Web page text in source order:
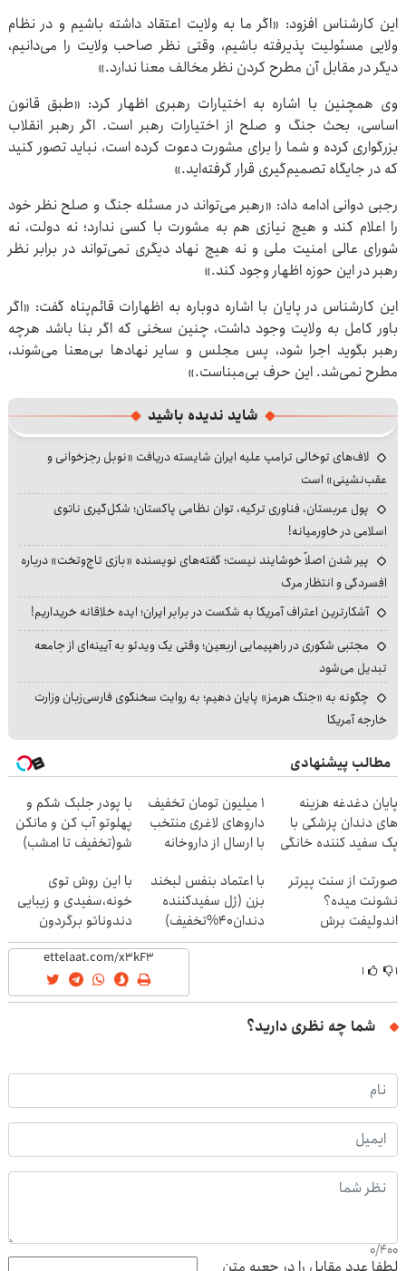
این کارشناس افزود: «اگر ما به ولایت اعتقاد داشته باشیم و در نظام
ولایی مسئولیت پذیرفته باشیم، وقتی نظر صاحب ولایت را می‌دانیم،
دیگر در مقابل آن مطرح کردن نظر مخالف معنا ندارد.»
وی همچنین با اشاره به اختیارات رهبری اظهار کرد: «طبق قانون
اساسی، بحث جنگ و صلح از اختیارات رهبر است. اگر رهبر انقلاب
بزرگواری کرده و شما را برای مشورت دعوت کرده است، نباید تصور کنید
که در جایگاه تصمیم‌گیری قرار گرفته‌اید.»
رجبی دوانی ادامه داد: «رهبر می‌تواند در مسئله جنگ و صلح نظر خود
را اعلام کند و هیچ نیازی هم به مشورت با کسی ندارد؛ نه دولت، نه
شورای عالی امنیت ملی و نه هیچ نهاد دیگری نمی‌تواند در برابر نظر
رهبر در این حوزه اظهار وجود کند.»
این کارشناس در پایان با اشاره دوباره به اظهارات قائم‌پناه گفت: «اگر
باور کامل به ولایت وجود داشت، چنین سخنی که اگر بنا باشد هرچه
رهبر بگوید اجرا شود، پس مجلس و سایر نهادها بی‌معنا می‌شوند،
مطرح نمی‌شد. این حرف بی‌مبناست.»
شاید ندیده باشید
لاف‌های توخالی ترامپ علیه ایران شایسته دریافت «نوبل رجزخوانی و
عقب‌نشینی» است
پول عربستان، فناوری ترکیه، توان نظامی پاکستان؛ شکل‌گیری ناتوی
اسلامی در خاورمیانه!
پیر شدن اصلاً خوشایند نیست؛ گفته‌های نویسنده «بازی تاج‌وتخت» درباره
افسردگی و انتظار مرگ
آشکارترین اعتراف آمریکا به شکست در برابر ایران؛ ایده خلاقانه خریداریم!
مجتبی شکوری در راهپیمایی اربعین؛ وقتی یک ویدئو به آیینه‌ای از جامعه
تبدیل می‌شود
چگونه به «جنگ هرمز» پایان دهیم؛ به روایت سخنگوی فارسی‌زبان وزارت
خارجه آمریکا
مطالب پیشنهادی
پایان دغدغه هزینه
های دندان پزشکی با
پک سفید کننده خانگی
۱ میلیون تومان تخفیف
داروهای لاغری منتخب
با ارسال از داروخانه
با پودر جلبک شکم و
پهلوتو آب کن و مانکن
شو(تخفیف تا امشب)
صورتت از سنت پیرتر
نشونت میده؟
اندولیفت برش
می‌گردونه 🔰
با اعتماد بنفس لبخند
بزن (ژل سفیدکننده
دندان40%تخفیف)
با این روش توی
خونه،سفیدی و زیبایی
دندوناتو برگردون
(40%off)
۱ ۱
شما چه نظری دارید؟
0/400